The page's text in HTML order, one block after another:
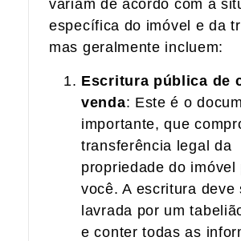
variam de acordo com a
específica do imóvel e da
mas geralmente incluem:
Escritura pública de
venda: Este é o
importante, que
transferência legal da
propriedade do imóvel
você. A escritura deve
lavrada por um
e conter todas as